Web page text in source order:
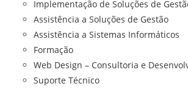
Implementação de Soluções de
Assistência a Soluções de Gestão
Assistência a Sistemas Informáticos
Formação
Web Design – Consultoria e
Suporte Técnico